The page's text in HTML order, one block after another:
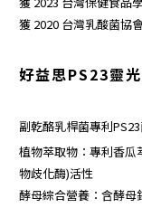
獲 2020 台灣乳酸菌協
好益思PS23靈
副乾酪乳桿菌專利
植物萃取物：專利香瓜
物歧化酶)活性
酵母綜合營養： 含酵母